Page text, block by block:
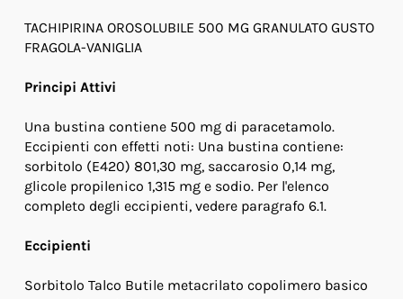
TACHIPIRINA OROSOLUBILE 500 MG GRANULATO GUSTO
FRAGOLA-VANIGLIA
Principi Attivi
Una bustina contiene 500 mg di paracetamolo.
Eccipienti con effetti noti: Una bustina contiene:
sorbitolo (E420) 801,30 mg, saccarosio 0,14 mg,
glicole propilenico 1,315 mg e sodio. Per l'elenco
completo degli eccipienti, vedere paragrafo 6.1.
Eccipienti
Sorbitolo Talco Butile metacrilato copolimero basico